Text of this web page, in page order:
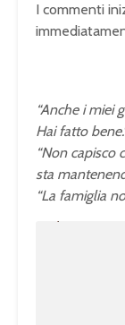
I commenti
“Anche i miei
Hai fatto
“Non capisco
sta
“La famiglia